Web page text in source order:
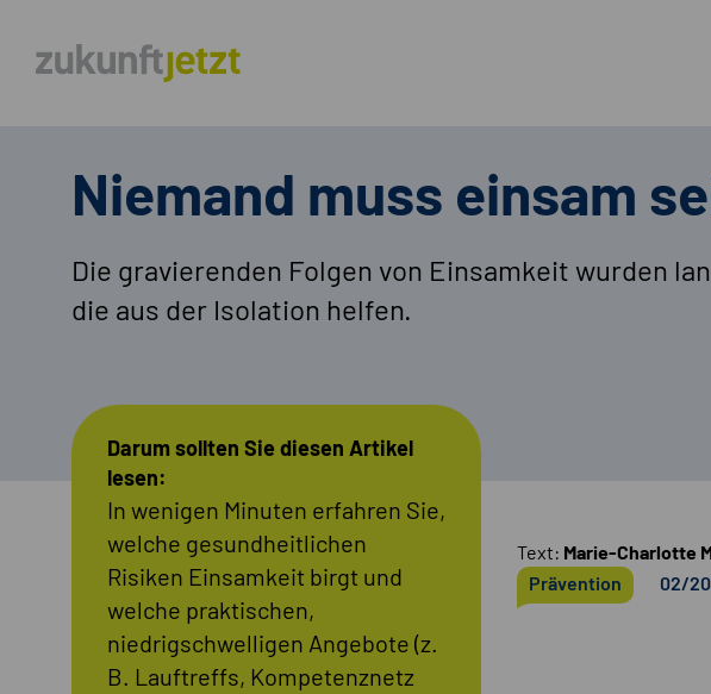
Niemand muss einsam
Die gravierenden Folgen von Einsamkeit wurden
die aus der Isolation helfen.
Darum sollten Sie diesen Artikel
lesen:
In wenigen Minuten erfahren Sie,
welche gesundheitlichen
Risiken Einsamkeit birgt und
welche praktischen,
niedrigschwelligen Angebote (z.
B. Lauftreffs, Kompetenznetz
Text: Marie-Charlotte
Prävention
02/